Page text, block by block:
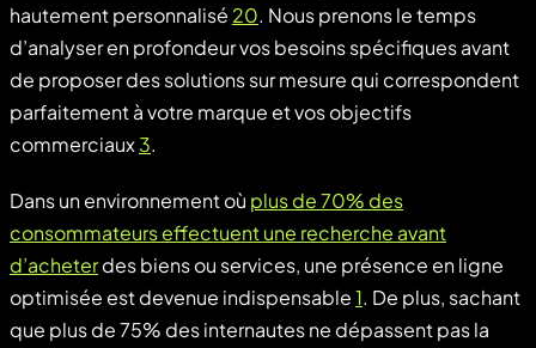
hautement personnalisé 20. Nous prenons le temps
d’analyser en profondeur vos besoins spécifiques avant
de proposer des solutions sur mesure qui correspondent
parfaitement à votre marque et vos objectifs
commerciaux3.
Dans un environnement où plus de 70% des
consommateurs effectuent une recherche avant
d’acheterdes biens ou services, une présence en ligne
optimisée est devenue indispensable1. De plus, sachant
que plus de 75% des internautes ne dépassent pas la